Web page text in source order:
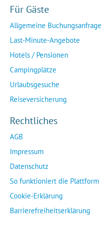
Für Gäste
Allgemeine Buchungsanfrage
Last-Minute-Angebote
Hotels / Pensionen
Campingplätze
Urlaubsgesuche
Reiseversicherung
Rechtliches
AGB
Impressum
Datenschutz
So funktioniert die Plattform
Cookie-Erklärung
Barrierefreiheitserklärung